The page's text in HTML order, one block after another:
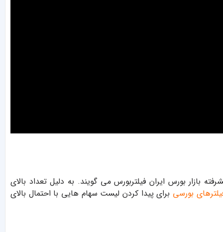
بازار بورس ایران فیلتربورس می گویند. به دلیل تعداد بالای
بورسی برای پیدا کردن لیست سهام هایی با احتمال بالای